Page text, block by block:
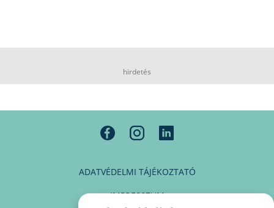
hirdetés
ADATVÉDELMI TÁJÉKOZTATÓ
IMPRESSZUM